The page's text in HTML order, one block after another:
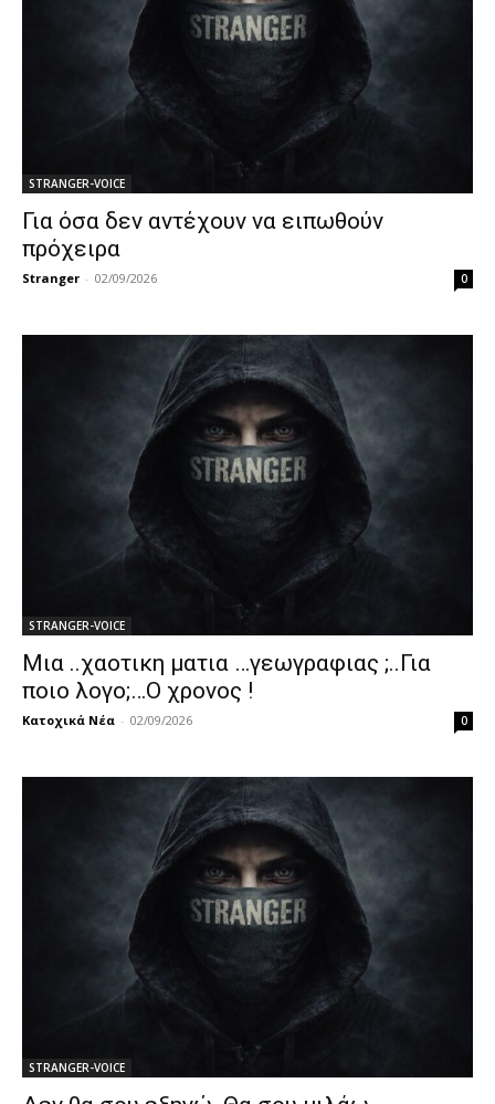
STRANGER-VOICE
Για όσα δεν αντέχουν να ειπωθούν
πρόχειρα
Stranger - 02/09/2026 0
STRANGER-VOICE
Μια ..χαοτικη ματια …γεωγραφιας ;..Για
ποιο λογο;…Ο χρονος !
Κατοχικά Νέα - 02/09/2026 0
STRANGER-VOICE